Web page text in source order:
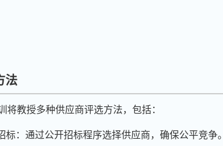
法
将教授多种供应商评选方法，包括：
标：通过公开招标程序选择供应商，确保公平竞争。